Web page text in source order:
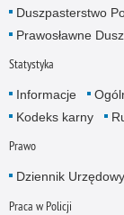
Duszpasterstwo
Prawosławne
Statystyka
Informacje
Kodeks karny
Prawo
Dziennik
Praca w Policji